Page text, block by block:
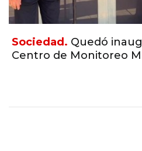
Sociedad. Quedó
Centro de Monitoreo